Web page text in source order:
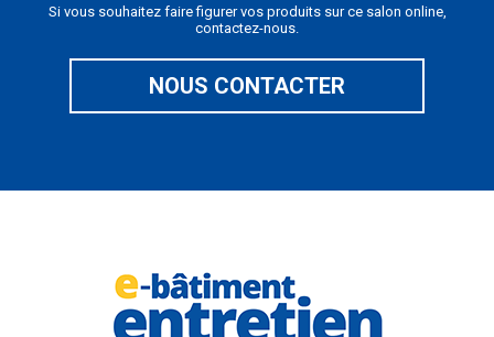
Si vous souhaitez faire figurer vos produits sur ce salon online,
contactez-nous.
NOUS CONTACTER